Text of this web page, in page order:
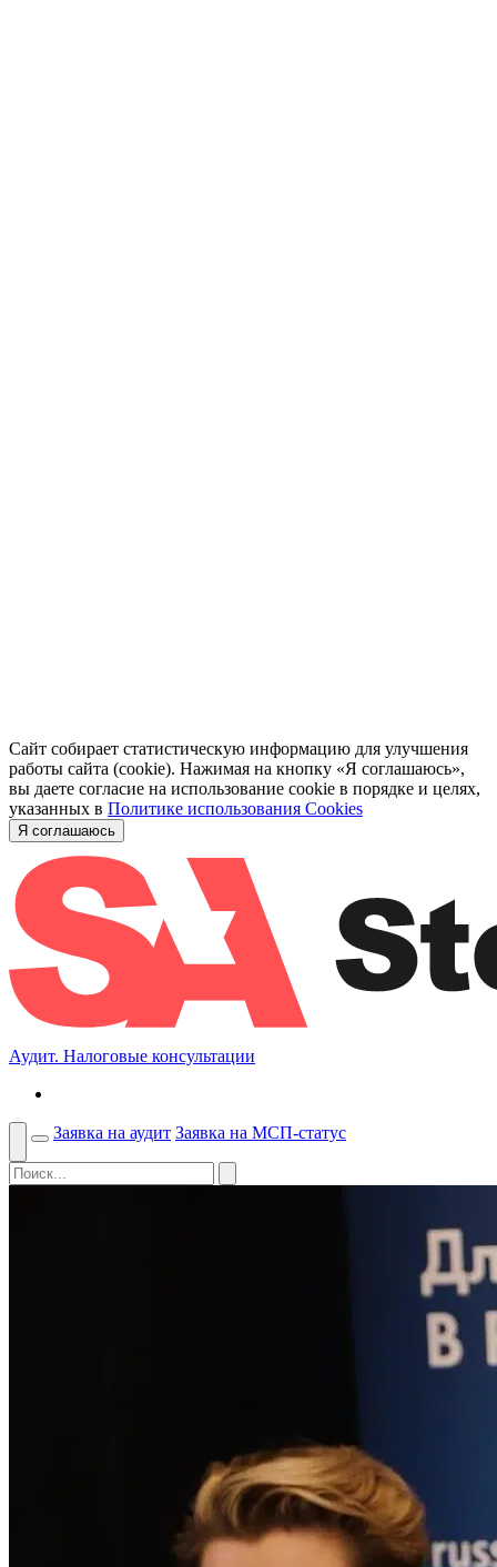
Сайт собирает статистическую информацию для улучшения
работы сайта (cookie). Нажимая на кнопку «Я соглашаюсь»,
вы даете согласие на использование cookie в порядке и целях,
указанных в Политике использования Cookies
Я соглашаюсь
Аудит. Налоговые консультации
Заявка на аудит Заявка на МСП-статус